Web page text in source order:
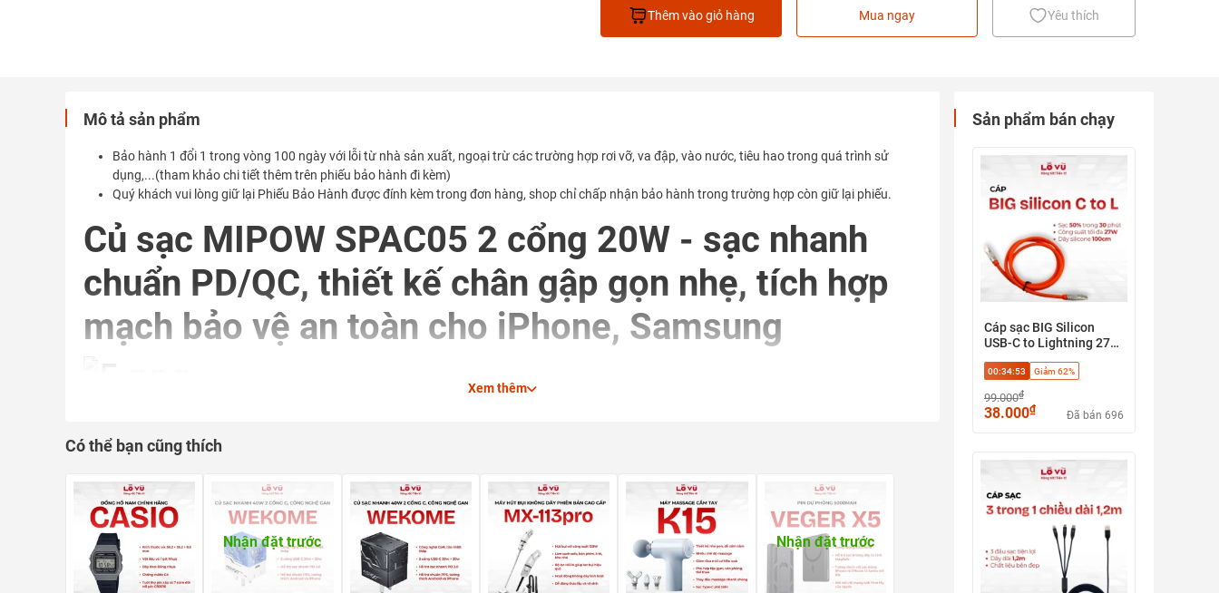
Thêm vào giỏ hàng Mua ngay Yêu thích
Mô tả sản phẩm
Bảo hành 1 đổi 1 trong vòng 100 ngày với lỗi từ nhà sản xuất, ngoại trừ các trường hợp rơi vỡ, va đập, vào nước, tiêu hao trong quá trình sử
dụng,...(tham khảo chi tiết thêm trên phiếu bảo hành đi kèm)
Quý khách vui lòng giữ lại Phiếu Bảo Hành được đính kèm trong đơn hàng, shop chỉ chấp nhận bảo hành trong trường hợp còn giữ lại phiếu.
Củ sạc MIPOW SPAC05 2 cổng 20W - sạc nhanh
chuẩn PD/QC, thiết kế chân gập gọn nhẹ, tích hợp
mạch bảo vệ an toàn cho iPhone, Samsung
Bạn đang gặp vấn đề?
Phải mang theo nhiều củ sạc khác nhau cho điện thoại, tai nghe và pin dự phòng
Củ sạc hiện tại quá to, cồng kềnh, dễ làm trầy xước đồ đạc khi để trong balo, túi xách
Lo ngại về độ an toàn, dễ gây quá nhiệt hoặc ảnh hưởng đến tuổi thọ pin thiết bị
Giải pháp dành cho bạn
Củ sạc MIPOW SPAC05 2 cổng (USB-C + USB-A) - Thiết kế chân gập thông minh, hỗ trợ sạc nhanh công suất 20W, đảm bảo
Xem thêm
Có thể bạn cũng thích
Nhận đặt trước Nhận đặt trước
Sản phẩm bán chạy
Cáp sạc BIG Silicon
USB-C to Lightning 27W
mềm, sạc nhanh PD, ổn
định cảm ứng, chống
gãy gập (không hộp)
00:34:52 Giảm 62%
99.000₫
38.000₫ Đã bán 696